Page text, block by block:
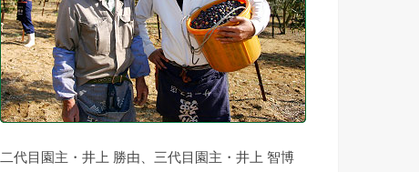
二代目園主・井上 勝由、三代目園主・井上 智博